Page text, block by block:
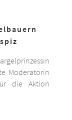
Moderatorin
die Aktion